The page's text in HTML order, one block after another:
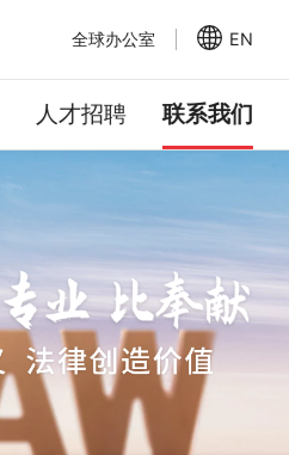
全球办公室 EN
人才招聘 联系我们